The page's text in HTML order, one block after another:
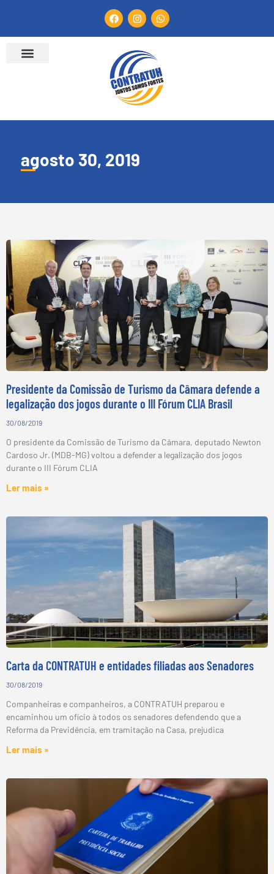
agosto 30, 2019
Presidente da Comissão de Turismo da Câmara defende a
legalização dos jogos durante o III Fórum CLIA Brasil
30/08/2019
O presidente da Comissão de Turismo da Câmara, deputado Newton
Cardoso Jr. (MDB-MG) voltou a defender a legalização dos jogos
durante o III Fórum CLIA
Ler mais »
Carta da CONTRATUH e entidades filiadas aos Senadores
30/08/2019
Companheiras e companheiros, a CONTRATUH preparou e
encaminhou um ofício à todos os senadores defendendo que a
Reforma da Previdência, em tramitação na Casa, prejudica
Ler mais »